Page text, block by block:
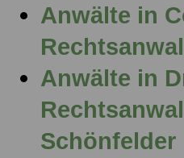
Anwälte in
Anwälte in
Schönfelder